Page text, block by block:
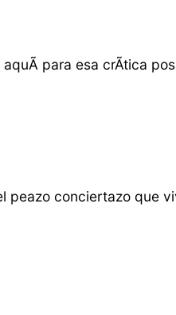
para esa crÃ­tica
peazo conciertazo que